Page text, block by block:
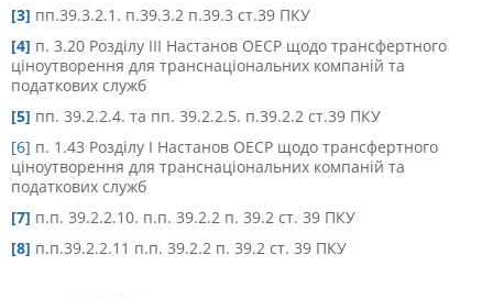
[3] пп.39.3.2.1. п.39.3.2 п.39.3 ст.39 ПКУ
[4] п. 3.20 Розділу ІІІ Настанов ОЕСР щодо трансфертного
ціноутворення для транснаціональних компаній та
податкових служб
[5] пп. 39.2.2.4. та пп. 39.2.2.5. п.39.2.2 ст.39 ПКУ
[6] п. 1.43 Розділу І Настанов ОЕСР щодо трансфертного
ціноутворення для транснаціональних компаній та
податкових служб
[7] п.п. 39.2.2.10. п.п. 39.2.2 п. 39.2 ст. 39 ПКУ
[8] п.п.39.2.2.11 п.п. 39.2.2 п. 39.2 ст. 39 ПКУ